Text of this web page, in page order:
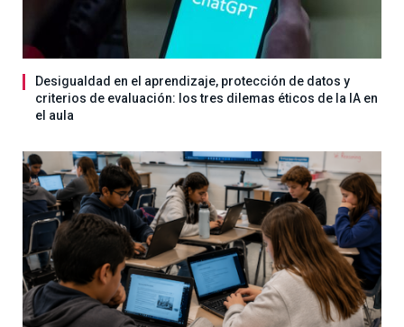
Desigualdad en el aprendizaje, protección de datos y
criterios de evaluación: los tres dilemas éticos de la IA en
el aula